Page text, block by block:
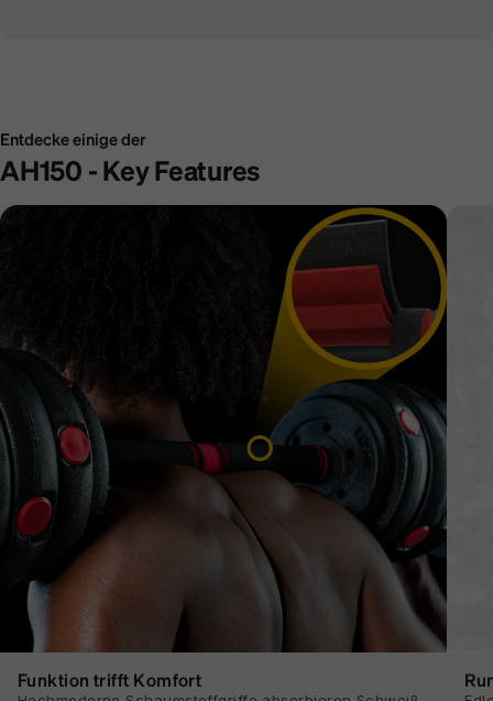
Entdecke einige der
AH150 - Key Features
Funktion trifft Komfort